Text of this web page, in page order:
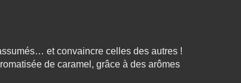
et convaincre celles des autres !
de caramel , grâce à des arômes